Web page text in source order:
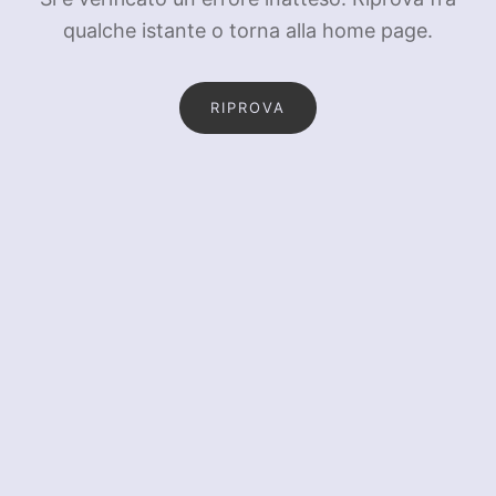
qualche istante o torna alla home page.
RIPROVA